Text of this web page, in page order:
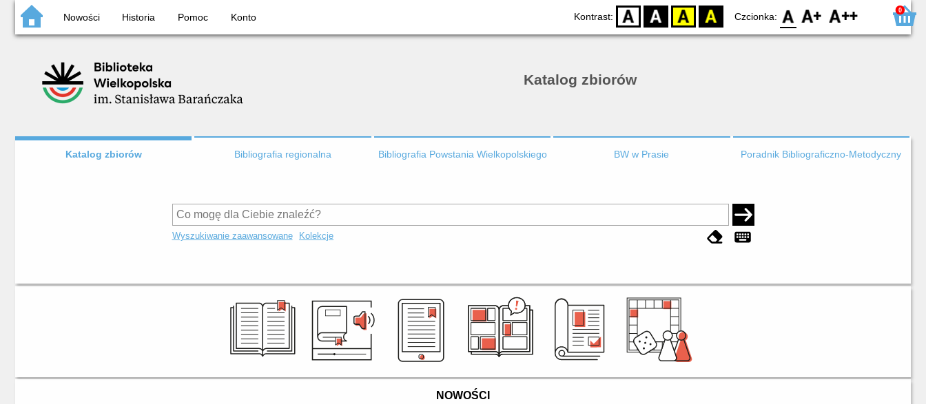
Nowości Historia Pomoc Konto Kontrast: D BW YB BY Czcionka: F0 F1 F2 0
Katalog zbiorów
Katalog zbiorów Bibliografia regionalna Bibliografia Powstania Wielkopolskiego BW w Prasie Poradnik Bibliograficzno-Metodyczny
Wyszukiwanie zaawansowane Kolekcje
NOWOŚCI